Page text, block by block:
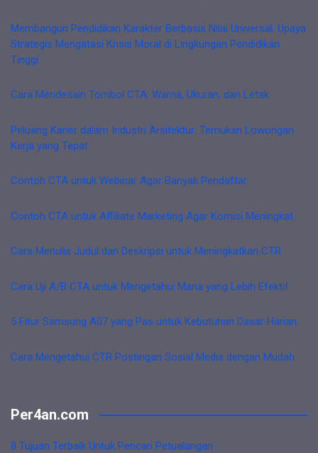
Membangun Pendidikan Karakter Berbasis Nilai Universal: Upaya
Strategis Mengatasi Krisis Moral di Lingkungan Pendidikan
Tinggi
Cara Mendesain Tombol CTA: Warna, Ukuran, dan Letak
Peluang Karier dalam Industri Arsitektur: Temukan Lowongan
Kerja yang Tepat
Contoh CTA untuk Webinar Agar Banyak Pendaftar
Contoh CTA untuk Affiliate Marketing Agar Komisi Meningkat
Cara Menulis Judul dan Deskripsi untuk Meningkatkan CTR
Cara Uji A/B CTA untuk Mengetahui Mana yang Lebih Efektif
5 Fitur Samsung A07 yang Pas untuk Kebutuhan Dasar Harian
Cara Mengetahui CTR Postingan Sosial Media dengan Mudah
Per4an.com
8 Tujuan Terbaik Untuk Pencari Petualangan